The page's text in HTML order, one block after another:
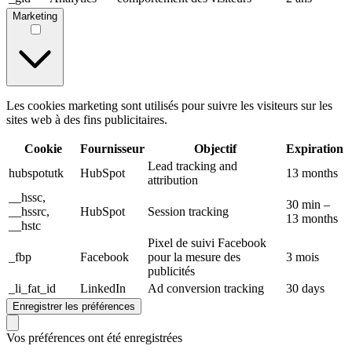
Marketing
Les cookies marketing sont utilisés pour suivre les visiteurs sur les
sites web à des fins publicitaires.
Cookie Fournisseur Objectif
Expiration
hubspotutk
HubSpot
Lead tracking and
attribution
13 months
__hssc,
__hssrc,
__hstc
HubSpot Session tracking
30 min –
13 months
_fbp Facebook
Pixel de suivi Facebook
pour la mesure des
publicités
3 mois
_li_fat_id LinkedIn Ad conversion tracking 30 days
Enregistrer les préférences
Vos préférences ont été enregistrées